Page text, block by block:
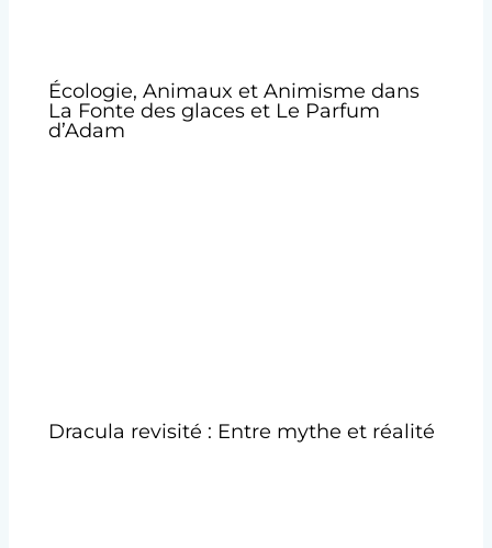
Écologie, Animaux et Animisme dans
La Fonte des glaces et Le Parfum
d’Adam
Dracula revisité : Entre mythe et réalité